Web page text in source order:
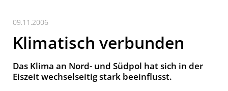
09.11.2006
Klimatisch verbunden
Das Klima an Nord- und Südpol hat sich in der
Eiszeit wechselseitig stark beeinflusst.